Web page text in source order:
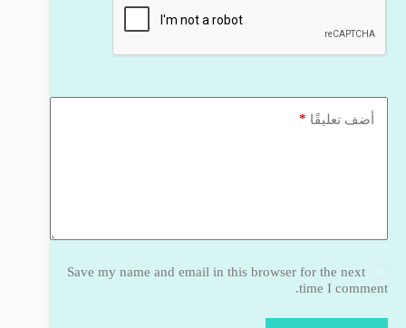
أضف تعليقًا *
Save my name and email in this browser for the next
time I comment.